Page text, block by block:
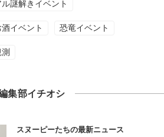
ル謎解きイベント
酒イベント 恐竜イベント
集部イチオシ
スヌーピーたちの最新ニュース